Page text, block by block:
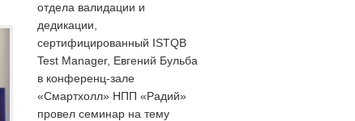
отдела валидации и
дедикации,
сертифицированный ISTQB
Test Manager, Евгений Бульба
в конференц-зале
«Смартхолл» НПП «Радий»
провел семинар на тему